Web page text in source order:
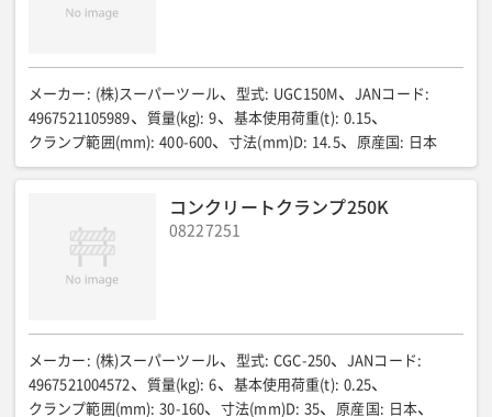
メーカー : (株)スーパーツール 型式: UGC150M JANコード :
4967521105989
質量(kg): 9 基本使用荷重(t): 0.15
クランプ範囲(mm): 400-600 寸法(mm)D: 14.5 原産国 : 日本
コンクリートクランプ250K
08227251
メーカー : (株)スーパーツール 型式: CGC-250 JANコード :
4967521004572
質量(kg): 6 基本使用荷重(t): 0.25
クランプ範囲(mm): 30-160 寸法(mm)D: 35 原産国 :
日本